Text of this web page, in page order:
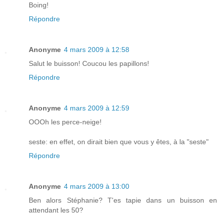
Boing!
Répondre
Anonyme 4 mars 2009 à 12:58
Salut le buisson! Coucou les papillons!
Répondre
Anonyme 4 mars 2009 à 12:59
OOOh les perce-neige!
seste: en effet, on dirait bien que vous y êtes, à la "seste"
Répondre
Anonyme 4 mars 2009 à 13:00
Ben alors Stéphanie? T'es tapie dans un buisson en
attendant les 50?